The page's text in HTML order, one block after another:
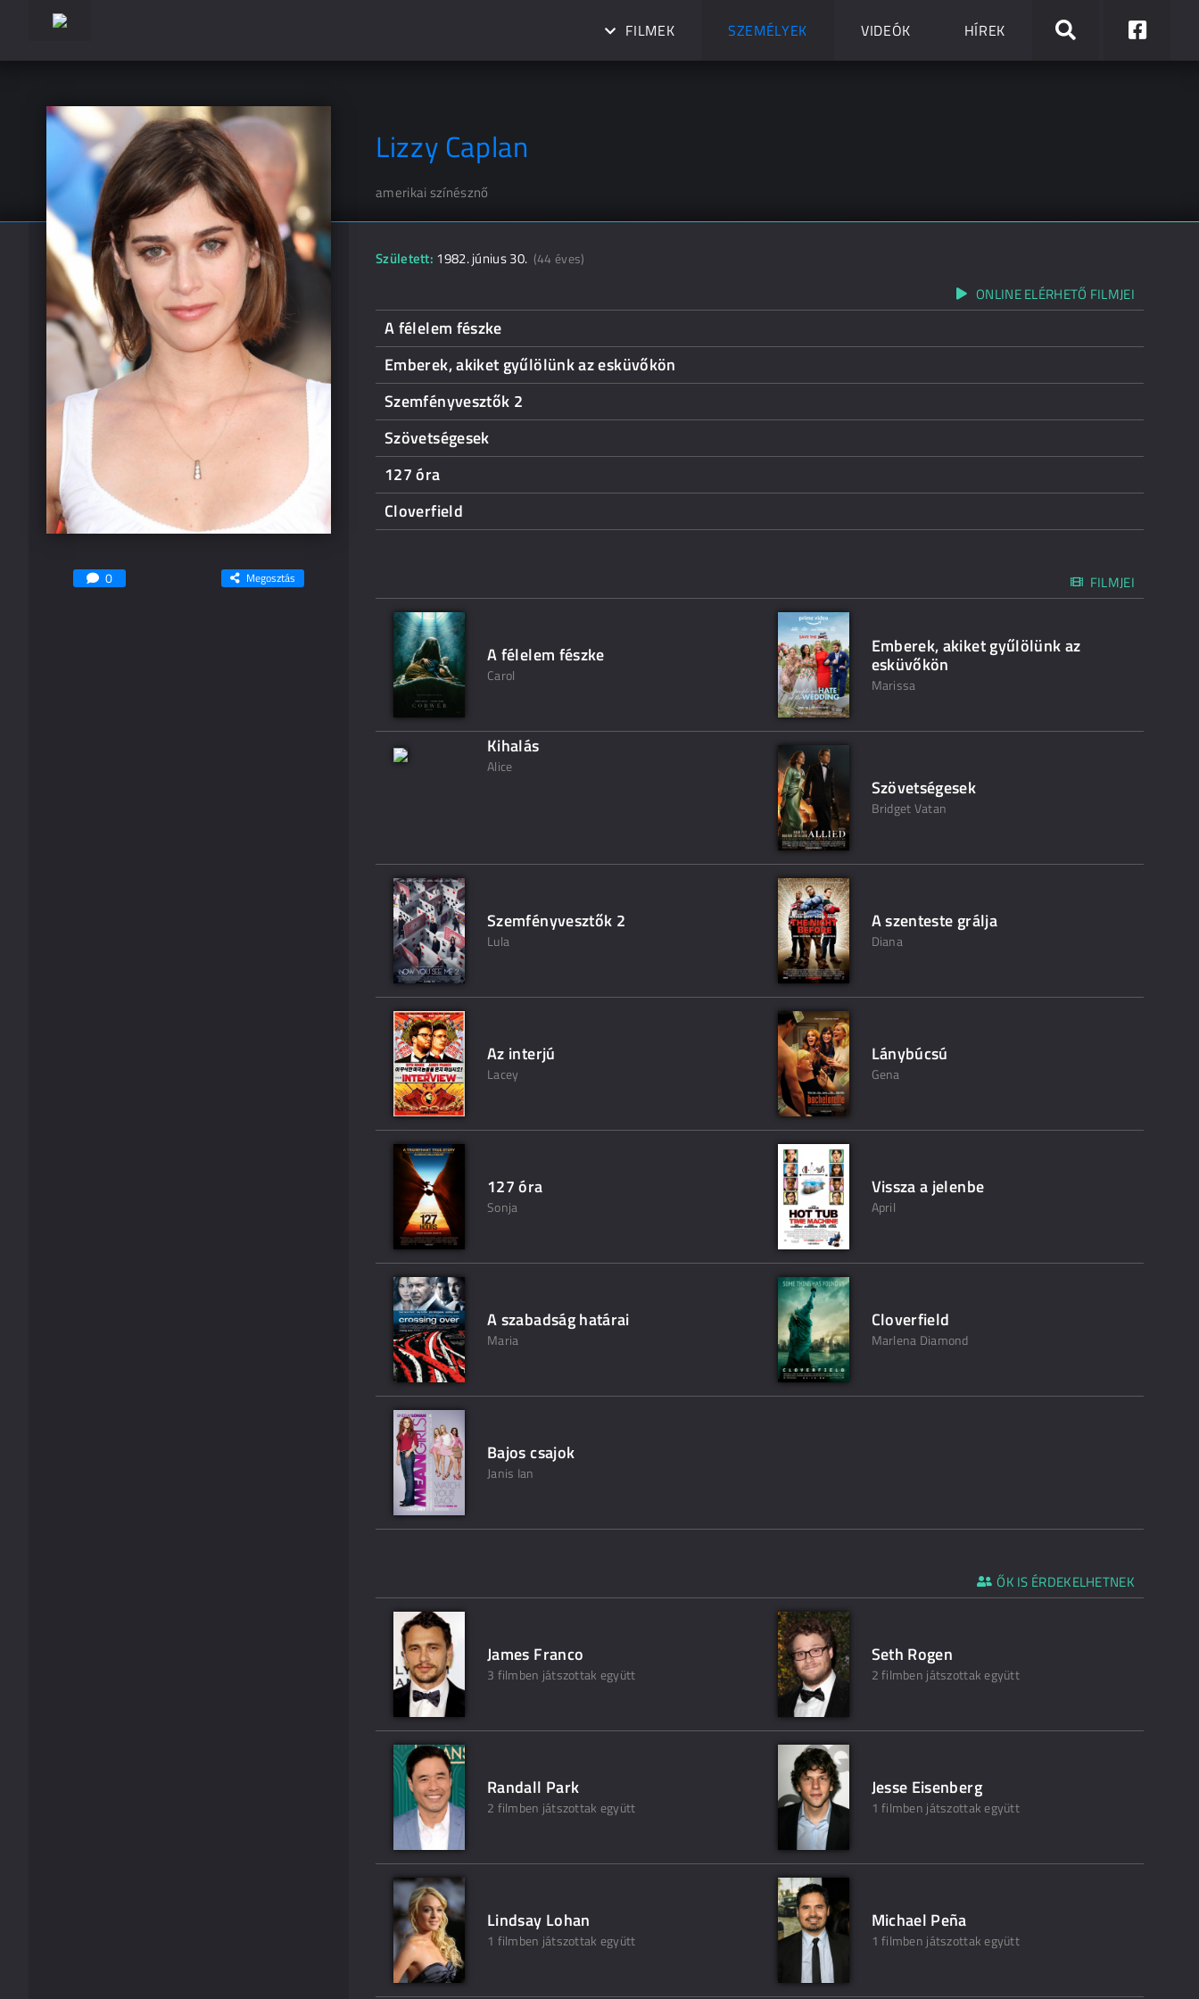
FILMEK SZEMÉLYEK VIDEÓK HÍREK
Lizzy Caplan
amerikai színésznő
0 Megosztás
Született: 1982. június 30. (44 éves)
ONLINE ELÉRHETŐ FILMJEI
A félelem fészke
Emberek, akiket gyűlölünk az esküvőkön
Szemfényvesztők 2
Szövetségesek
127 óra
Cloverfield
FILMJEI
A félelem fészke
Carol
Emberek, akiket gyűlölünk az
esküvőkön
Marissa
Kihalás
Alice
Szövetségesek
Bridget Vatan
Szemfényvesztők 2
Lula
A szenteste grálja
Diana
Az interjú
Lacey
Lánybúcsú
Gena
127 óra
Sonja
Vissza a jelenbe
April
A szabadság határai
Maria
Cloverfield
Marlena Diamond
Bajos csajok
Janis Ian
ŐK IS ÉRDEKELHETNEK
James Franco
3 filmben játszottak együtt
Seth Rogen
2 filmben játszottak együtt
Randall Park
2 filmben játszottak együtt
Jesse Eisenberg
1 filmben játszottak együtt
Lindsay Lohan
1 filmben játszottak együtt
Michael Peña
1 filmben játszottak együtt